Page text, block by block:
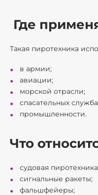
Где
Такая пиротехника
в армии;
авиации;
морской отрасли;
спасательных
промышленности.
Что
судовая
сигнальные ракеты;
фальшфейеры;